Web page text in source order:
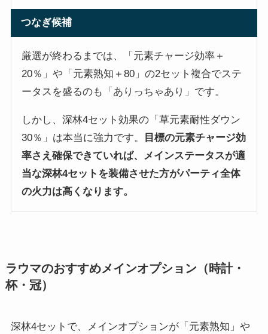
つなぎ候補
厳選が終わるまでは、「元素チャージ効率＋
20％」や「元素熟知＋80」の2セット複合でステ
ータスを盛るのも「ありっちゃあり」です。
しかし、深林4セット効果の「草元素耐性ダウン
30％」は本当に強力です。
目標の元素チャージ効
率さえ確保できていれば、メインステータスが適
当な深林4セットを装備させた方がパーティ全体
の火力は高くなります。
ラウマのおすすめメインオプション（時計・
杯・冠）
深林4セットで、メインオプションが「元素熟知」や